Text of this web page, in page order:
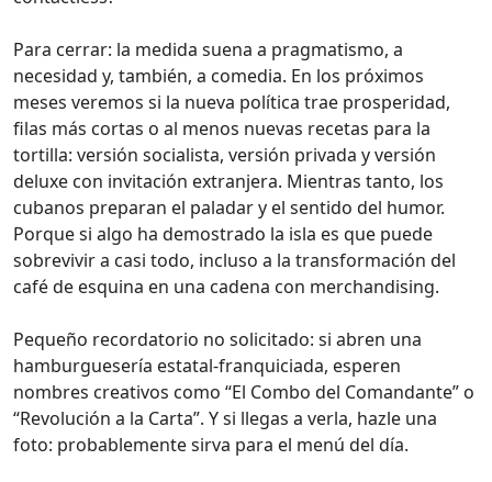
Para cerrar: la medida suena a pragmatismo, a
necesidad y, también, a comedia. En los próximos
meses veremos si la nueva política trae prosperidad,
filas más cortas o al menos nuevas recetas para la
tortilla: versión socialista, versión privada y versión
deluxe con invitación extranjera. Mientras tanto, los
cubanos preparan el paladar y el sentido del humor.
Porque si algo ha demostrado la isla es que puede
sobrevivir a casi todo, incluso a la transformación del
café de esquina en una cadena con merchandising.
Pequeño recordatorio no solicitado: si abren una
hamburguesería estatal-franquiciada, esperen
nombres creativos como “El Combo del Comandante” o
“Revolución a la Carta”. Y si llegas a verla, hazle una
foto: probablemente sirva para el menú del día.